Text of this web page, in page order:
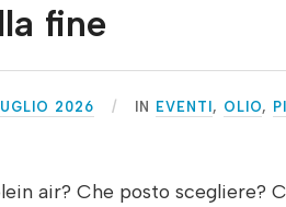
fine
2026 IN EVENTI , OLIO,
air? Che posto scegliere?